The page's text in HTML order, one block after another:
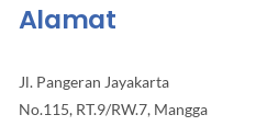
Alamat
Jl. Pangeran Jayakarta
No.115, RT.9/RW.7, Mangga